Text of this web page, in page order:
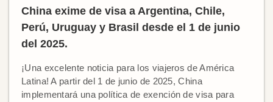
China exime de visa a Argentina, Chile,
Perú, Uruguay y Brasil desde el 1 de junio
del 2025.
¡Una excelente noticia para los viajeros de América
Latina! A partir del 1 de junio de 2025, China
implementará una política de exención de visa para